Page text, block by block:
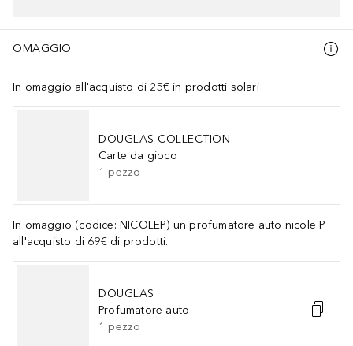
OMAGGIO
In omaggio all'acquisto di 25€ in prodotti solari
DOUGLAS COLLECTION
Carte da gioco
1 pezzo
In omaggio (codice: NICOLEP) un profumatore auto nicole P
all'acquisto di 69€ di prodotti.
DOUGLAS
Profumatore auto
1 pezzo